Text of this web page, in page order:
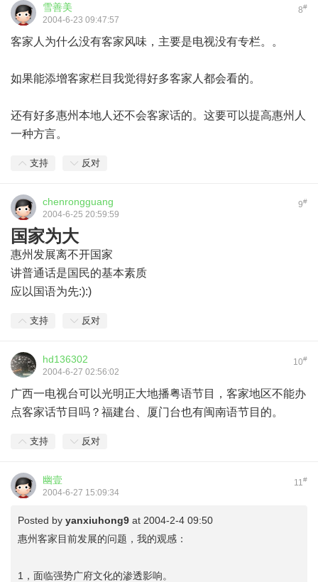
8#
雪善美
2004-6-23 09:47:57
客家人为什么没有客家风味，主要是电视没有专栏。。
如果能添增客家栏目我觉得好多客家人都会看的。
还有好多惠州本地人还不会客家话的。这要可以提高惠州人
一种方言。
支持 反对
9#
chenrongguang
2004-6-25 20:59:59
国家为大
惠州发展离不开国家
讲普通话是国民的基本素质
应以国语为先:):)
支持 反对
10#
hd136302
2004-6-27 02:56:02
广西一电视台可以光明正大地播粤语节目，客家地区不能办
点客家话节目吗？福建台、厦门台也有闽南语节目的。
支持 反对
11#
幽壹
2004-6-27 15:09:34
Posted by yanxiuhong9 at 2004-2-4 09:50
惠州客家目前发展的问题，我的观感：
1，面临强势广府文化的渗透影响。